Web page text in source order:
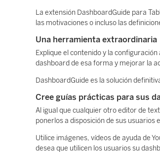
La extensión DashboardGuide para
las motivaciones o incluso las
Una herramienta extraordinaria
Explique el contenido y la
dashboard de esa forma y mejorar la
DashboardGuide es la solución
Cree guías prácticas para sus
Al igual que cualquier otro editor de
ponerlos a disposición de sus usuarios
Utilice imágenes, vídeos de ayuda de
desea que utilicen los usuarios su